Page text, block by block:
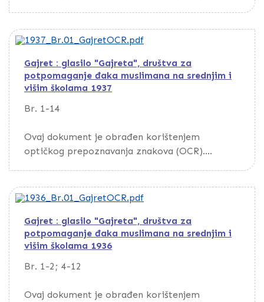
putem opcije Download
Gajret : glasilo "Gajreta", društva za
potpomaganje đaka muslimana na srednjim i
višim školama 1937
Br. 1-14
Ovaj dokument je obrađen korištenjem
optičkog prepoznavanja znakova (OCR).
putem opcije Download
Gajret : glasilo "Gajreta", društva za
potpomaganje đaka muslimana na srednjim i
višim školama 1936
Br. 1-2; 4-12
Ovaj dokument je obrađen korištenjem